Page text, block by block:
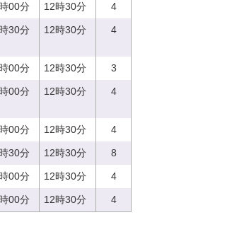
00分 12時30分 4
30分 12時30分 4
00分 12時30分 3
00分 12時30分 4
00分 12時30分 4
30分 12時30分 8
00分 12時30分 4
00分 12時30分 4